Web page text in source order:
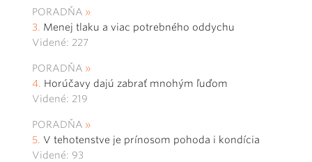
PORADŇA
Menej tlaku a viac potrebného oddychu
Videné: 227
PORADŇA
Horúčavy dajú zabrať mnohým ľuďom
Videné: 219
PORADŇA
V tehotenstve je prínosom pohoda i kondícia
Videné: 93